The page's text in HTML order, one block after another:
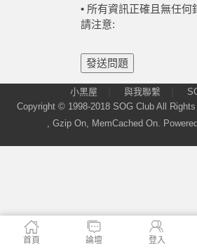
• 所有資訊正確且無任何
請注意:
發送問題
小黑屋 與我聯繫
Copyright © 1998-2018 SOG ClubAll
, Gzip On, MemCached On.
首頁 論壇 登入